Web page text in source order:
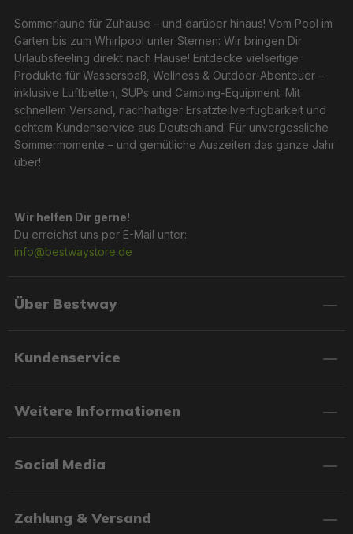
Sommerlaune für Zuhause – und darüber hinaus! Vom Pool im
Garten bis zum Whirlpool unter Sternen: Wir bringen Dir
Urlaubsfeeling direkt nach Hause! Entdecke vielseitige
Produkte für Wasserspaß, Wellness & Outdoor-Abenteuer –
inklusive Luftbetten, SUPs und Camping-Equipment. Mit
schnellem Versand, nachhaltiger Ersatzteilverfügbarkeit und
echtem Kundenservice aus Deutschland. Für unvergessliche
Sommermomente – und gemütliche Auszeiten das ganze Jahr
über!
Wir helfen Dir gerne!
Du erreichst uns per E-Mail unter:
info@bestwaystore.de
Über Bestway
Kundenservice
Weitere Informationen
Social Media
Zahlung & Versand